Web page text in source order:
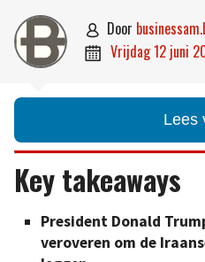
 door
 vrijdag 12 juni
Lees
Key takeaways
President Donald
veroveren om de